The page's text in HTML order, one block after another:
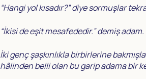
“Hangi yol kısadır?” diye sormuşlar
“İkisi de eşit mesafededir.” demiş adam.
İki genç şaşkınlıkla birbirlerine
hâlinden belli olan bu garip adama bir